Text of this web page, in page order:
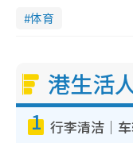
体育
港生活
1